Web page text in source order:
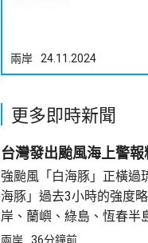
兩岸 24.11.2024
更多即時新聞
台灣發出颱風海上警
強颱風「白海豚」正橫過
海豚」過去3小時的強度
岸、蘭嶼、綠島、恆春半
上，其中北部沿海或有6
兩岸 36分鐘前